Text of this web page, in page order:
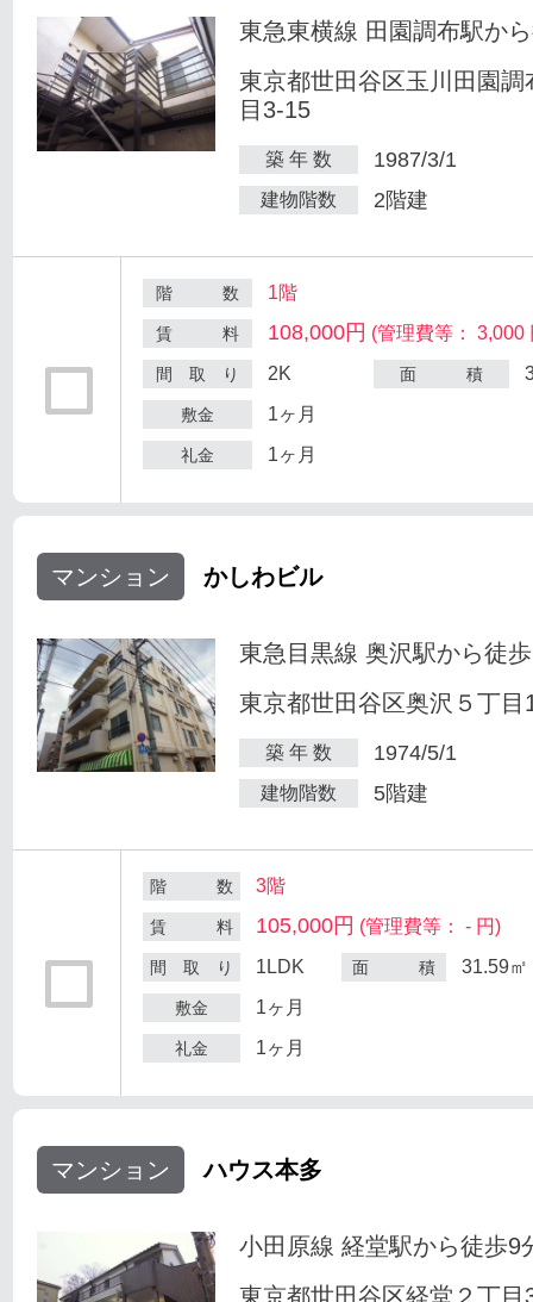
東急東横線 田園調布駅か
東京都世田谷区玉川田園調
目3-15
築 年 数 1987/3/1
建物階数 2階建
階 数 1階
賃 料 108,000円 (管理費等： 3,000
間 取 り 2K 面 積
敷金 1ヶ月
礼金 1ヶ月
マンション かしわビル
東急目黒線 奥沢駅から徒
東京都世田谷区奥沢５丁目
築 年 数 1974/5/1
建物階数 5階建
階 数 3階
賃 料 105,000円 (管理費等： - 円)
間 取 り 1LDK 面 積 31.59㎡
敷金 1ヶ月
礼金 1ヶ月
マンション ハウス本多
小田原線 経堂駅から徒歩9
東京都世田谷区経堂２丁目